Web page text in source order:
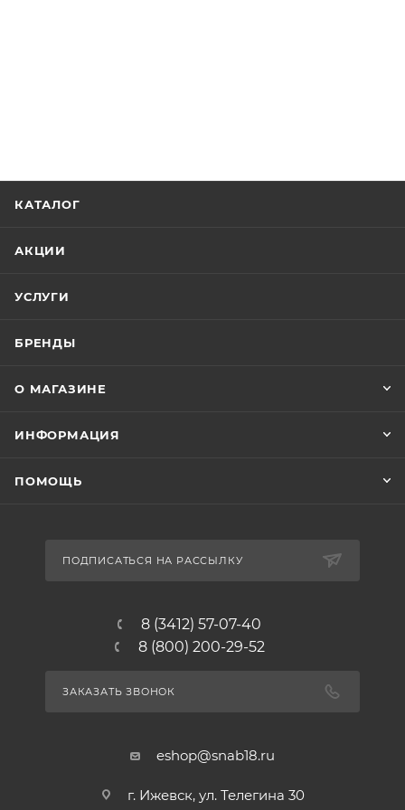
КАТАЛОГ
АКЦИИ
УСЛУГИ
БРЕНДЫ
О МАГАЗИНЕ
ИНФОРМАЦИЯ
ПОМОЩЬ
ПОДПИСАТЬСЯ НА РАССЫЛКУ
8 (3412) 57-07-40
8 (800) 200-29-52
ЗАКАЗАТЬ ЗВОНОК
eshop@snab18.ru
г. Ижевск, ул. Телегина 30